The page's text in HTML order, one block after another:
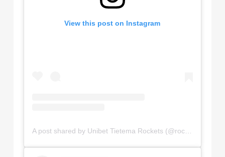
View this post on Instagram
A post shared by Unibet Tietema Rockets (@rocketscycling)